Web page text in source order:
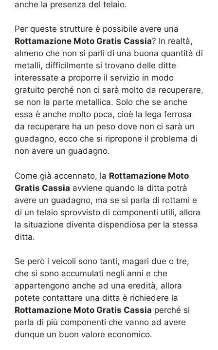
anche la presenza del telaio.
Per queste strutture è possibile avere una
Rottamazione Moto Gratis Cassia? In realtà,
almeno che non si parli di una buona quantità di
metalli, difficilmente si trovano delle ditte
interessate a proporre il servizio in modo
gratuito perché non ci sarà molto da recuperare,
se non la parte metallica. Solo che se anche
essa è anche molto poca, cioè la lega ferrosa
da recuperare ha un peso dove non ci sarà un
guadagno, ecco che si ripropone il problema di
non avere un guadagno.
Come già accennato, la Rottamazione Moto
Gratis Cassia avviene quando la ditta potrà
avere un guadagno, ma se si parla di rottami e
di un telaio sprovvisto di componenti utili, allora
la situazione diventa dispendiosa per la stessa
ditta.
Se però i veicoli sono tanti, magari due o tre,
che si sono accumulati negli anni e che
appartengono anche ad una eredità, allora
potete contattare una ditta è richiedere la
Rottamazione Moto Gratis Cassia perché si
parla di più componenti che vanno ad avere
dunque un buon valore economico.